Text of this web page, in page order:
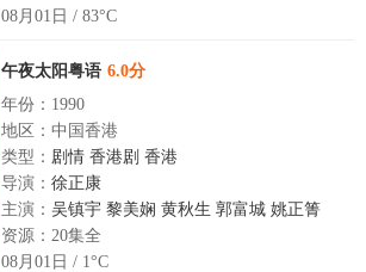
08月01日 / 83°C
午夜太阳粤语 6.0分
年份：1990
地区：中国香港
类型： 剧情 香港剧 香港
导演： 徐正康
主演： 吴镇宇 黎美娴 黄秋生 郭富城 姚正箐
资源：20集全
08月01日 / 1°C